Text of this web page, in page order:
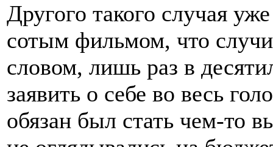
Другого такого случая
сотым фильмом, что
словом, лишь раз в
заявить о себе во весь
обязан был стать чем-то